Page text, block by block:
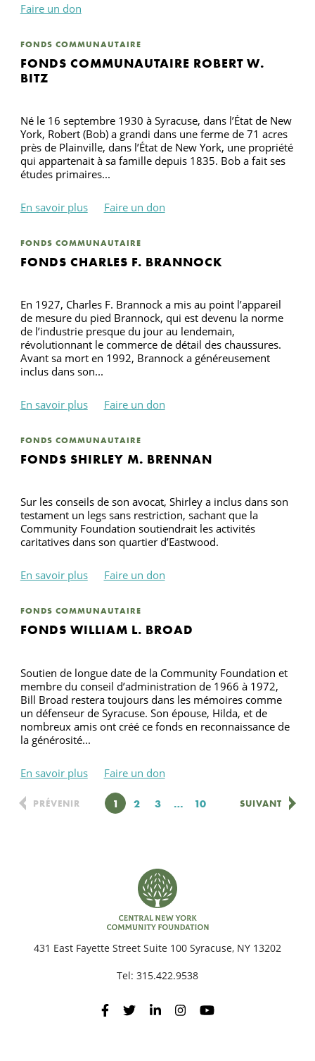
Faire un don
FONDS COMMUNAUTAIRE
FONDS COMMUNAUTAIRE ROBERT W.
BITZ
Né le 16 septembre 1930 à Syracuse, dans l’État de New
York, Robert (Bob) a grandi dans une ferme de 71 acres
près de Plainville, dans l’État de New York, une propriété
qui appartenait à sa famille depuis 1835. Bob a fait ses
études primaires...
En savoir plus Faire un don
FONDS COMMUNAUTAIRE
FONDS CHARLES F. BRANNOCK
En 1927, Charles F. Brannock a mis au point l’appareil
de mesure du pied Brannock, qui est devenu la norme
de l’industrie presque du jour au lendemain,
révolutionnant le commerce de détail des chaussures.
Avant sa mort en 1992, Brannock a généreusement
inclus dans son...
En savoir plus Faire un don
FONDS COMMUNAUTAIRE
FONDS SHIRLEY M. BRENNAN
Sur les conseils de son avocat, Shirley a inclus dans son
testament un legs sans restriction, sachant que la
Community Foundation soutiendrait les activités
caritatives dans son quartier d’Eastwood.
En savoir plus Faire un don
FONDS COMMUNAUTAIRE
FONDS WILLIAM L. BROAD
Soutien de longue date de la Community Foundation et
membre du conseil d’administration de 1966 à 1972,
Bill Broad restera toujours dans les mémoires comme
un défenseur de Syracuse. Son épouse, Hilda, et de
nombreux amis ont créé ce fonds en reconnaissance de
la générosité...
En savoir plus Faire un don
PRÉVENIR Page
1 Page
2 Page
3 … Page
10 SUIVANT
431 East Fayette Street Suite 100 Syracuse, NY 13202
Tel: 315.422.9538